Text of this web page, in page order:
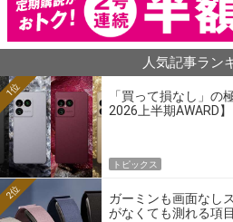
人気記事ラン
「買って損なし」の
2026上半期AWARD】
1位
トピックス
ガーミンも画面なし
がなくても測れる項
2位